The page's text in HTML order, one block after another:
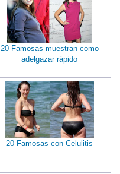
20 Famosas muestran como
adelgazar rápido
20 Famosas con Celulitis